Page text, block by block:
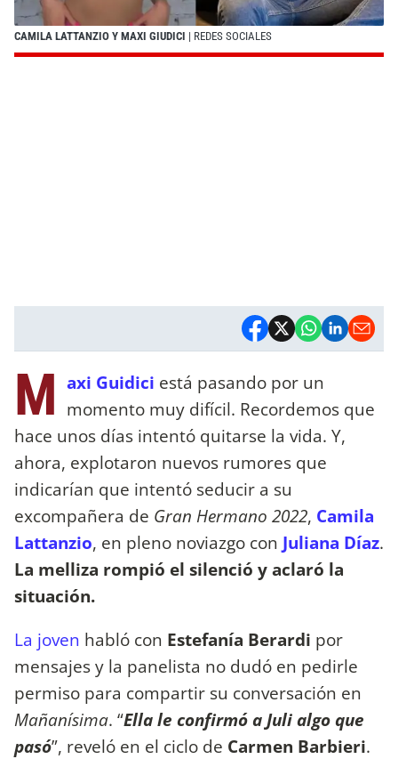
CAMILA LATTANZIO Y MAXI GIUDICI | REDES SOCIALES
M axi Guidici está pasando por un
momento muy difícil. Recordemos que
hace unos días intentó quitarse la vida. Y,
ahora, explotaron nuevos rumores que
indicarían que intentó seducir a su
excompañera de Gran Hermano 2022, Camila
Lattanzio, en pleno noviazgo con Juliana Díaz.
La melliza rompió el silenció y aclaró la
situación.
La joven habló con Estefanía Berardi por
mensajes y la panelista no dudó en pedirle
permiso para compartir su conversación en
Mañanísima. “Ella le confirmó a Juli algo que
pasó”, reveló en el ciclo de Carmen Barbieri.